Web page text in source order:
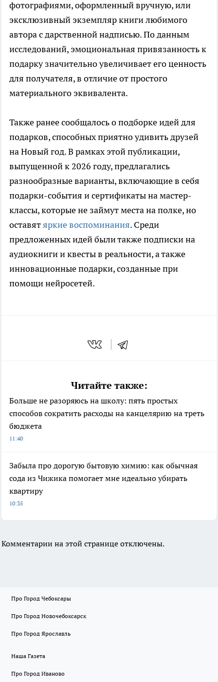
фотографиями, оформленный вручную, или
эксклюзивный экземпляр книги любимого
автора с дарственной надписью. По данным
исследований, эмоциональная привязанность к
подарку значительно увеличивает его ценность
для получателя, в отличие от простого
материального эквивалента.
Также ранее сообщалось о подборке идей для
подарков, способных приятно удивить друзей
на Новый год. В рамках этой публикации,
выпущенной к 2026 году, предлагались
разнообразные варианты, включающие в себя
подарки-события и сертификаты на мастер-
классы, которые не займут места на полке, но
оставятяркие воспоминания. Среди
предложенных идей были также подписки на
аудиокниги и квесты в реальности, а также
инновационные подарки, созданные при
помощи нейросетей.
Читайте также:
Больше не разоряюсь на школу: пять простых
способов сократить расходы на канцелярию на треть
бюджета
11:40
Забыла про дорогую бытовую химию: как обычная
сода из Чижика помогает мне идеально убирать
квартиру
10:35
Комментарии на этой странице отключены.
Про Город Чебоксары
Про Город Новочебоксарск
Про Город Ярославль
Наша Газета
Про Город Иваново